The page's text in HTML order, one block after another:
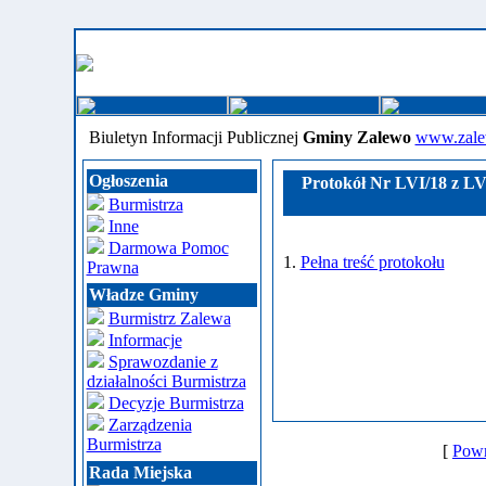
Biuletyn Informacji Publicznej Gminy Zalewo
Ogłoszenia
Burmistrza
Inne
Darmowa Pomoc
Prawna
Władze Gminy
Burmistrz Zalewa
Informacje
Sprawozdanie z
działalności Burmistrza
Decyzje Burmistrza
Zarządzenia
Burmistrza
Rada Miejska
Protokół Nr LVI/18 z
1. Pełna treść protokołu
[